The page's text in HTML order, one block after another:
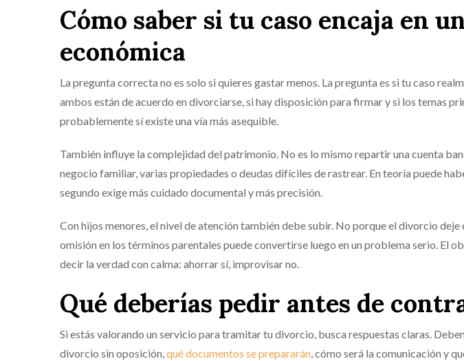
Cómo saber si tu caso encaja en
económica
La pregunta correcta no es solo si quieres gastar menos. La pregunta es si tu caso
ambos están de acuerdo en divorciarse, si hay disposición para firmar y si los temas
probablemente sí existe una vía más asequible.
También influye la complejidad del patrimonio. No es lo mismo repartir una cuenta
negocio familiar, varias propiedades o deudas difíciles de rastrear. En teoría puede
segundo exige más cuidado documental y más precisión.
Con hijos menores, el nivel de atención también debe subir. No porque el divorcio
omisión en los términos parentales puede convertirse luego en un problema serio. El
decir la verdad con calma: ahorrar sí, improvisar no.
Qué deberías pedir antes de
Si estás valorando un servicio para tramitar tu divorcio, busca respuestas claras.
divorcio sin oposición,qué documentos se prepararán, cómo será la comunicación y